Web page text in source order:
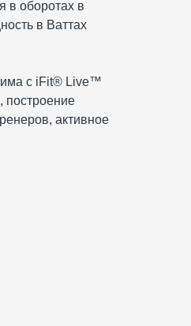
в оборотах в
в Ваттах
с iFit® Live™
построение
активное